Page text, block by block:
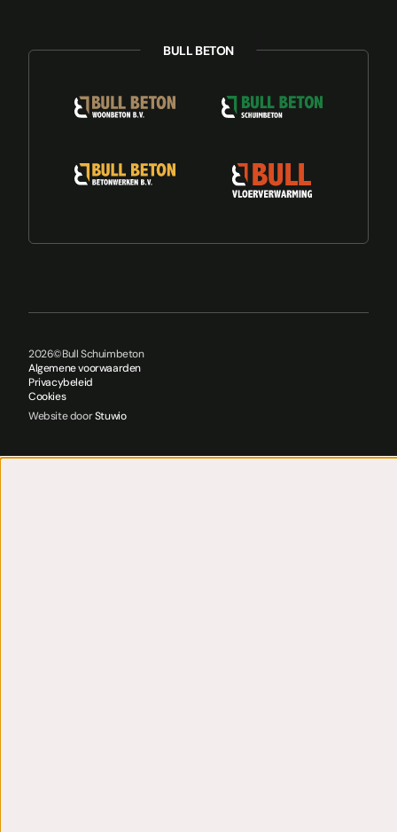
2026©Bull Schuimbeton
Algemene voorwaarden
Privacybeleid
Cookies
Website doorStuwio